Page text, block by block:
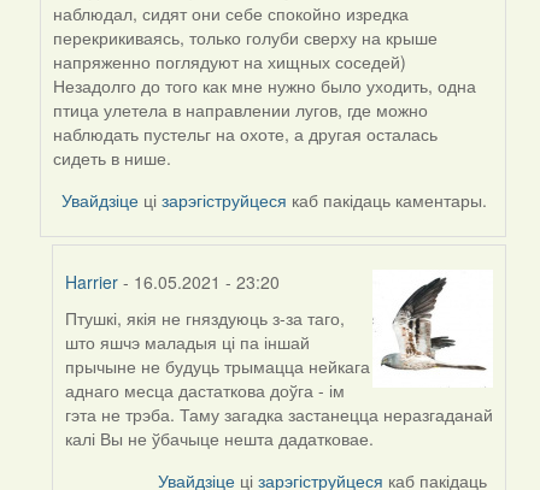
наблюдал, сидят они себе спокойно изредка
перекрикиваясь, только голуби сверху на крыше
напряженно поглядуют на хищных соседей)
Незадолго до того как мне нужно было уходить, одна
птица улетела в направлении лугов, где можно
наблюдать пустельг на охоте, а другая осталась
сидеть в нише.
Увайдзіце цізарэгіструйцеся каб пакідаць каментары.
Harrier- 16.05.2021 - 23:20
In
reply
to
by
ZNR
Птушкі, якія не гняздуюць з-за таго,
што яшчэ маладыя ці па іншай
прычыне не будуць трымацца нейкага
аднаго месца дастаткова доўга - ім
гэта не трэба. Таму загадка застанецца неразгаданай
калі Вы не ўбачыце нешта дадатковае.
Увайдзіце цізарэгіструйцеся каб пакідаць